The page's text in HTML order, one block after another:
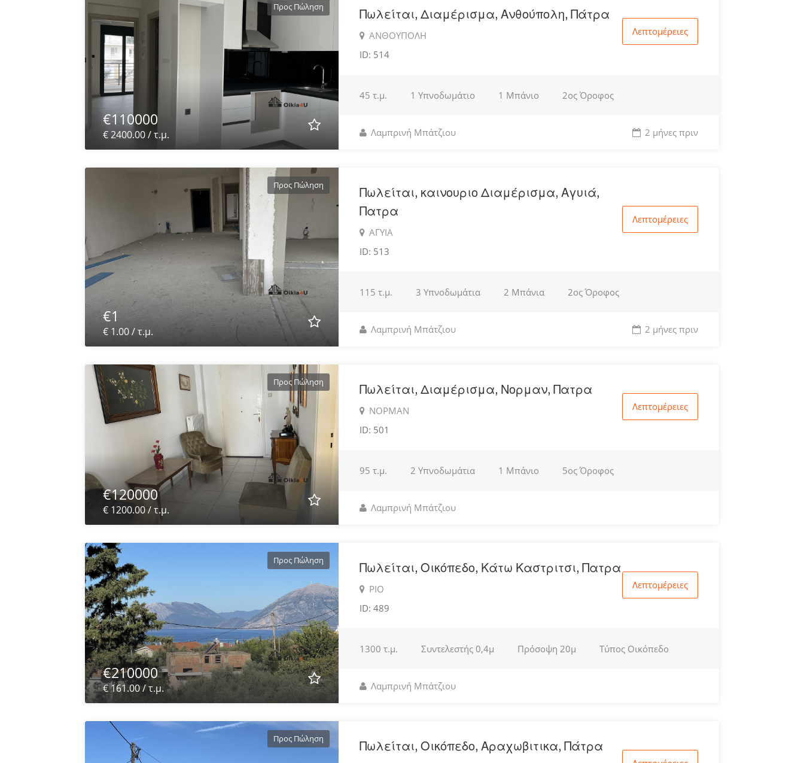
Προς Πώληση
€110000
€ 2400.00 / τ.μ.
Πωλείται, Διαμέρισμα, Ανθούπολη, Πάτρα
ΑΝΘΟΥΠΟΛΗ
ID: 514
Λεπτομέρειες
45 τ.μ. 1 Υπνοδωμάτιο 1 Μπάνιο 2ος Όροφος
Λαμπρινή Μπάτζιου 2 μήνες πριν
Προς Πώληση
€1
€ 1.00 / τ.μ.
Πωλείται, καινουριο Διαμέρισμα, Αγυιά,
Πατρα
ΑΓΥΙΑ
ID: 513
Λεπτομέρειες
115 τ.μ. 3 Υπνοδωμάτια 2 Μπάνια 2ος Όροφος
Λαμπρινή Μπάτζιου 2 μήνες πριν
Προς Πώληση
€120000
€ 1200.00 / τ.μ.
Πωλείται, Διαμέρισμα, Νορμαν, Πατρα
ΝΟΡΜΑΝ
ID: 501
Λεπτομέρειες
95 τ.μ. 2 Υπνοδωμάτια 1 Μπάνιο 5ος Όροφος
Λαμπρινή Μπάτζιου
Προς Πώληση
€210000
€ 161.00 / τ.μ.
Πωλείται, Οικόπεδο, Κάτω Καστριτσι, Πατρα
ΡΙΟ
ID: 489
Λεπτομέρειες
1300 τ.μ. Συντελεστής 0,4μ Πρόσοψη 20μ Τύπος Οικόπεδο
Λαμπρινή Μπάτζιου
Προς Πώληση
Πωλείται, Οικόπεδο, Αραχωβιτικα, Πάτρα